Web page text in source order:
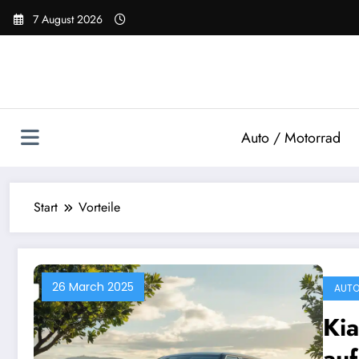
Zum
Inhalt
7 August 2026
Auto / Motorrad
Start Vorteile
26 March 2025